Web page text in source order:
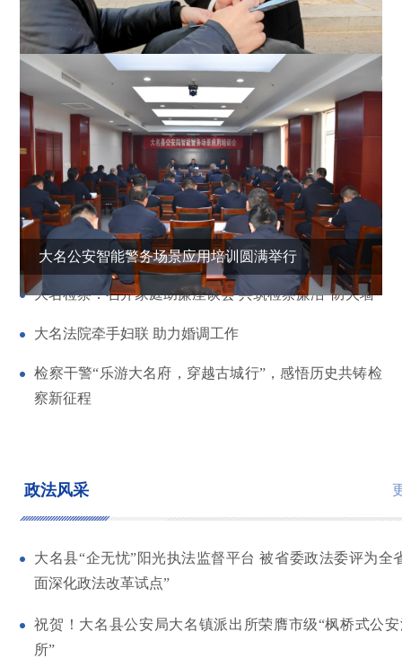
队伍建设 更多>
大名公安智能警务场景应用培训圆满举行
大名检察：召开家庭助廉座谈会 共筑检察廉洁“防火墙”
大名法院牵手妇联 助力婚调工作
检察干警“乐游大名府，穿越古城行”，感悟历史共铸检
察新征程
政法风采
大名县“企无忧”阳光执法监督平台 被省委政法委评为全
面深化政法改革试点”
祝贺！大名县公安局大名镇派出所荣膺市级“枫桥式公
所”